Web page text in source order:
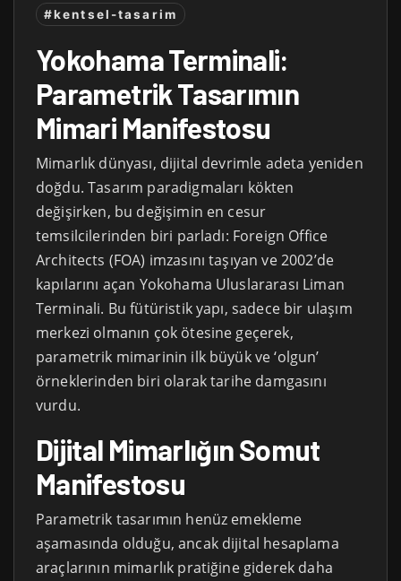
#kentsel-tasarim
Yokohama Terminali:
Parametrik Tasarımın
Mimari Manifestosu
Mimarlık dünyası, dijital devrimle adeta yeniden
doğdu. Tasarım paradigmaları kökten
değişirken, bu değişimin en cesur
temsilcilerinden biri parladı: Foreign Office
Architects (FOA) imzasını taşıyan ve 2002’de
kapılarını açan Yokohama Uluslararası Liman
Terminali. Bu fütüristik yapı, sadece bir ulaşım
merkezi olmanın çok ötesine geçerek,
parametrik mimarinin ilk büyük ve ‘olgun’
örneklerinden biri olarak tarihe damgasını
vurdu.
Dijital Mimarlığın Somut
Manifestosu
Parametrik tasarımın henüz emekleme
aşamasında olduğu, ancak dijital hesaplama
araçlarının mimarlık pratiğine giderek daha